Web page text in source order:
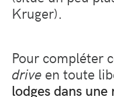
Kruger).
Pour compléter
drive en toute
lodges dans une